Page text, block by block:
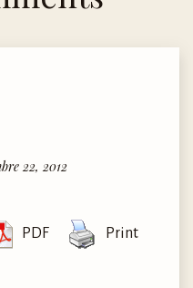
22, 2012
PDF Print